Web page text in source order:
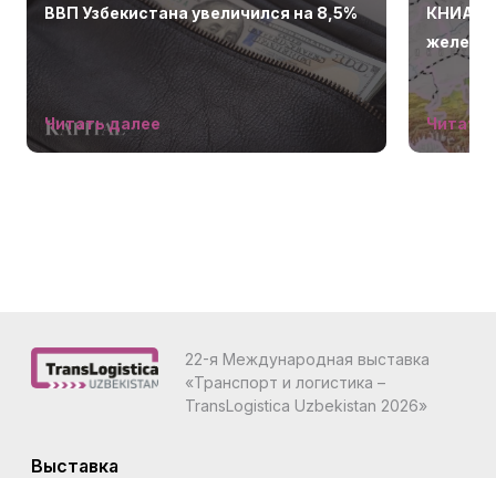
ВВП Узбекистана увеличился на 8,5%
Читать далее
КНИА
Читать
22-я Международная выставка
«Транспорт и логистика –
TransLogistica Uzbekistan 2026»
Выставка